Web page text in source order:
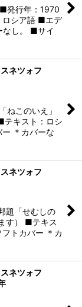
発行年：1970
ロシア語 ■エデ
なし。 ■サイ
ネツォフ
このいえ」
キスト：ロシ
＊カバーな
ネツォフ
題「せむしの
す） ■テキス
トカバー ＊カ
ネツォフ